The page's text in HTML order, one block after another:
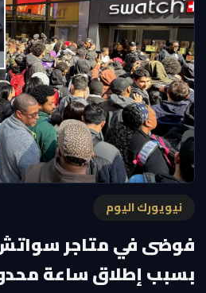
نيويورك اليوم
فوضى في متاجر
بسبب إطلاق ساعة